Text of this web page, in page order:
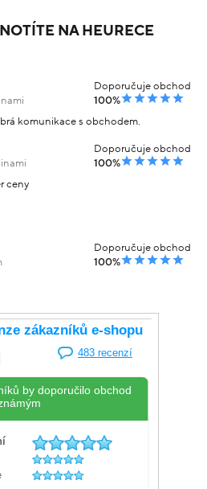
NA HEURECE
Doporučuje obchod
100%
komunikace s obchodem.
Doporučuje obchod
100%
ceny
Doporučuje obchod
100%